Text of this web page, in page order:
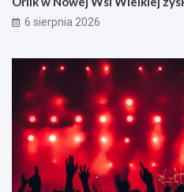
6 sierpnia 2026